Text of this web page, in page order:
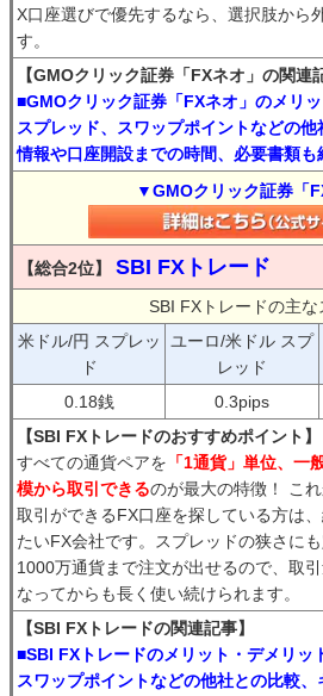
X口座選びで優先するなら、選択肢から
す。
【GMOクリック証券「FXネオ」の関連
■GMOクリック証券「FXネオ」のメリ
スプレッド、スワップポイントなどの
情報や口座開設までの時間、必要書類も
▼GMOクリック証券「
【総合2位】 SBI FXトレード
SBI FXトレードの主な
米ドル/円 スプレッ
ド
ユーロ/米ドル スプ
レッド
0.18銭 0.3pips
【SBI FXトレードのおすすめポイント】
すべての通貨ペアを 「1通貨」単位、一
模から取引できるのが最大の特徴！ こ
取引ができるFX口座を探している方は
たいFX会社です。スプレッドの狭さに
1000万通貨まで注文が出せるので、取
なってからも長く使い続けられます。
【SBI FXトレードの関連記事】
■SBI FXトレードのメリット・デメリッ
スワップポイントなどの他社との比較